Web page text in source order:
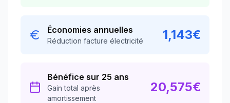
Économies annuelles
Réduction facture électricité 1,143€
Bénéfice sur 25 ans
Gain total après
amortissement
20,575€